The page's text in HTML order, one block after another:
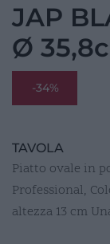
JAP
Ø
-34%
TAVOLA
Piatto ovale in
Professional,
altezza 13 cm